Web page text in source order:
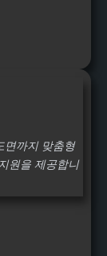
면까지 맞춤형
원을 제공합니